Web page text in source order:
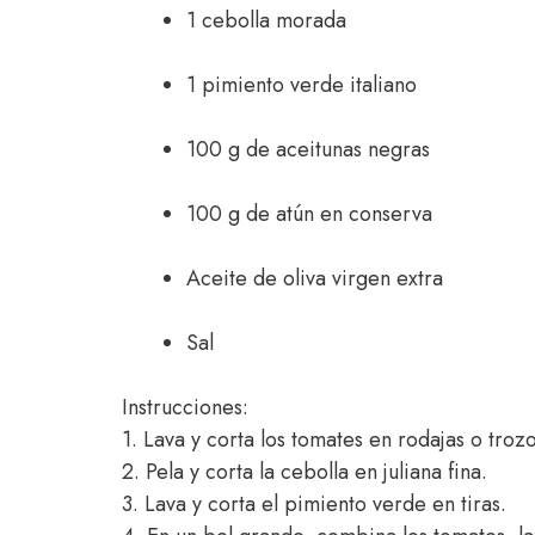
1 cebolla morada
1 pimiento verde italiano
100 g de aceitunas negras
100 g de atún en conserva
Aceite de oliva virgen extra
Sal
Instrucciones:
1. Lava y corta los tomates en rodajas o
2. Pela y corta la cebolla en juliana fina.
3. Lava y corta el pimiento verde en tiras.